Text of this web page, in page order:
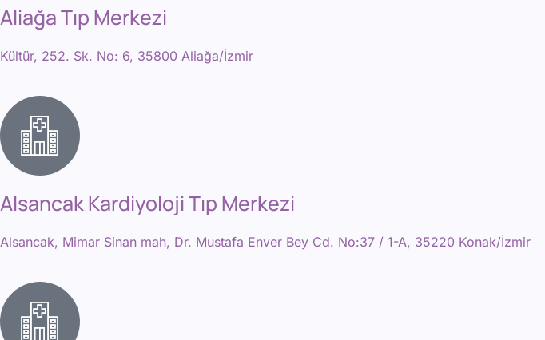
Aliağa Tıp Merkezi
Kültür, 252. Sk. No: 6, 35800 Aliağa/İzmir
Alsancak Kardiyoloji Tıp Merkezi
Alsancak, Mimar Sinan mah, Dr. Mustafa Enver Bey Cd. No:37 / 1-A, 35220 Konak/İzmir